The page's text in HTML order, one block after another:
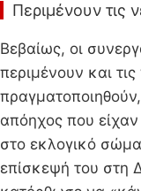
Περιμένουν τις
Βεβαίως, οι
περιμένουν και τις
απόηχος που
στο εκλογικό
επίσκεψή του στη